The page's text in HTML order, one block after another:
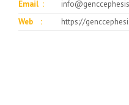
Email :
Web :
https://